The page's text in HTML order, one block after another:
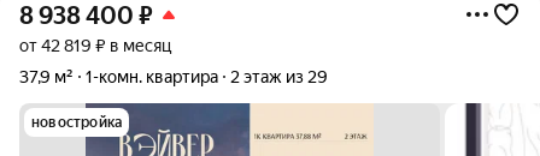
8 938 400 ₽
от 42 819 ₽ в месяц
37,9 м²
1-комн. квартира 2 этаж из 29
новостройка